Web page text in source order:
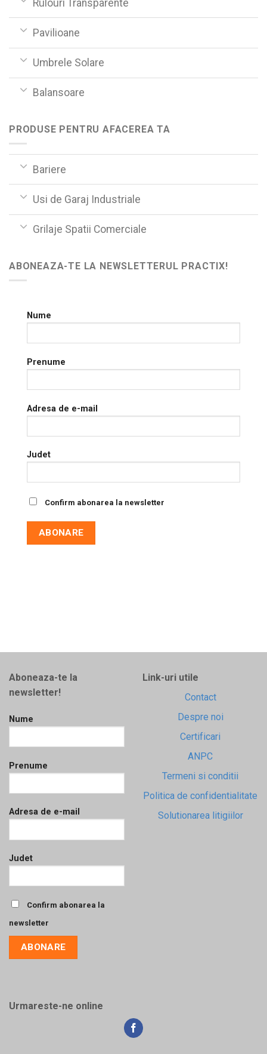
Rulouri Transparente
Pavilioane
Umbrele Solare
Balansoare
PRODUSE PENTRU AFACEREA TA
Bariere
Usi de Garaj Industriale
Grilaje Spatii Comerciale
ABONEAZA-TE LA NEWSLETTERUL PRACTIX!
Nume
Prenume
Adresa de e-mail
Judet
Confirm abonarea la newsletter
Aboneaza-te la
newsletter!
Nume
Prenume
Adresa de e-mail
Judet
Confirm abonarea la
newsletter
Link-uri utile
Contact
Despre noi
Certificari
ANPC
Termeni si conditii
Politica de confidentialitate
Solutionarea litigiilor
Urmareste-ne online